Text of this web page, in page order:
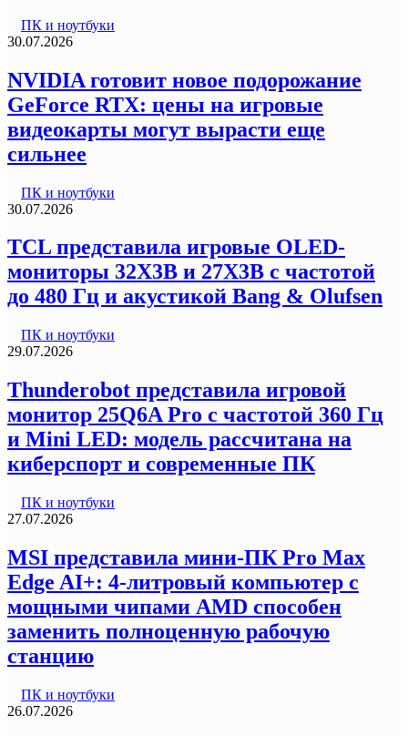
ПК и ноутбуки
30.07.2026
NVIDIA готовит новое подорожание
GeForce RTX: цены на игровые
видеокарты могут вырасти еще
сильнее
ПК и ноутбуки
30.07.2026
TCL представила игровые OLED-
мониторы 32X3B и 27X3B с частотой
до 480 Гц и акустикой Bang & Olufsen
ПК и ноутбуки
29.07.2026
Thunderobot представила игровой
монитор 25Q6A Pro с частотой 360 Гц
и Mini LED: модель рассчитана на
киберспорт и современные ПК
ПК и ноутбуки
27.07.2026
MSI представила мини-ПК Pro Max
Edge AI+: 4-литровый компьютер с
мощными чипами AMD способен
заменить полноценную рабочую
станцию
ПК и ноутбуки
26.07.2026